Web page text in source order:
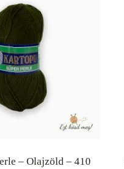
– Olajzöld – 410